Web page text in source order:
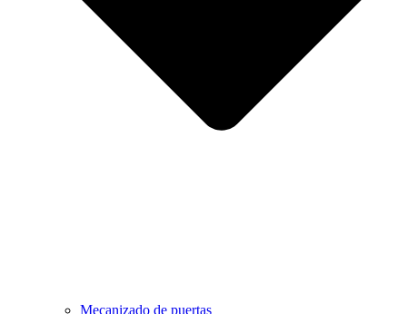
Mecanizado de puertas